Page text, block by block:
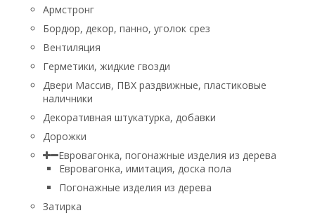
Армстронг
Бордюр, декор, панно, уголок срез
Вентиляция
Герметики, жидкие гвозди
Двери Массив, ПВХ раздвижные, пластиковые
наличники
Декоративная штукатурка, добавки
Дорожки
Евровагонка, погонажные изделия из дерева
Евровагонка, имитация, доска пола
Погонажные изделия из дерева
Затирка